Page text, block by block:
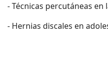
- Técnicas percutáneas
- Hernias discales en